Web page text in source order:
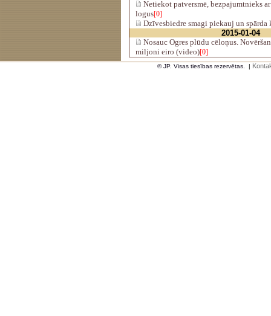
Netiekot patversmē, bezpajumtnieks
logus[0]
Dzīvesbiedre smagi piekauj un
2015-01-04
Nosauc Ogres plūdu cēloņus.
miljoni eiro (video)[0]
© JP. Visas tiesības rezervētas. |